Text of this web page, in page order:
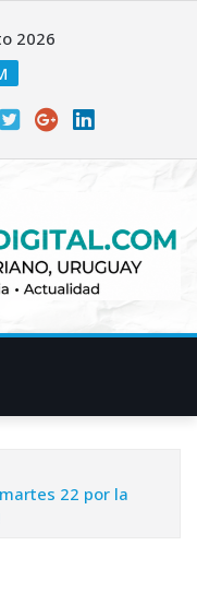
2026
22 por la